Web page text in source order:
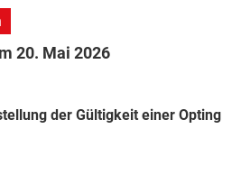
20. Mai 2026
der Gültigkeit einer Opting